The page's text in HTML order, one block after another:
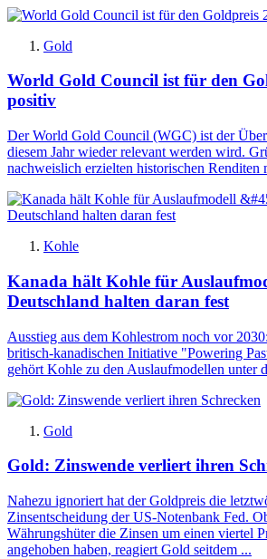
Gold
World Gold Council ist für den
positiv
Der World Gold Council (WGC) ist der
diesem Jahr wieder relevant werden wird.
nachweislich erzielten historischen Renditen
Kohle
Kanada hält Kohle für
Deutschland halten daran fest
Ausstieg aus dem Kohlestrom noch vor
britisch-kanadischen Initiative "Powering
gehört Kohle zu den Auslaufmodellen unter
Gold
Gold: Zinswende verliert ihren
Nahezu ignoriert hat der Goldpreis die
Zinsentscheidung der US-Notenbank Fed.
Währungshüter die Zinsen um einen viertel
angehoben haben, reagiert Gold seitdem ...